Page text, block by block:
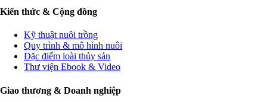
Kiến thức & Cộng đồng
Kỹ thuật nuôi trồng
Quy trình & mô hình nuôi
Đặc điểm loài thủy sản
Thư viện Ebook & Video
Giao thương & Doanh nghiệp